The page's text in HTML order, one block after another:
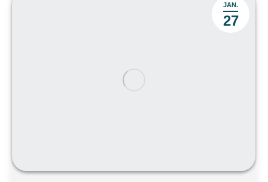
JAN.
27